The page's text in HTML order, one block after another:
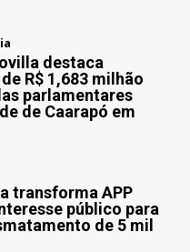
destaca
R$ 1,683 milhão
parlamentares
de Caarapó em
transforma APP
público para
de 5 mil